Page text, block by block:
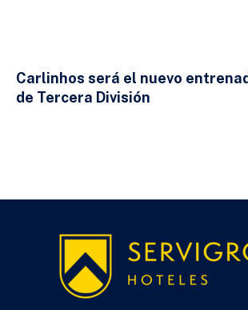
Carlinhos será el nuevo
de Tercera División